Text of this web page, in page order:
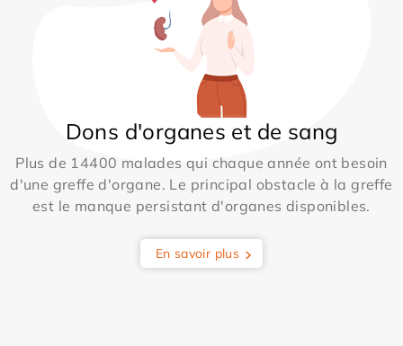
Dons d'organes et de sang
Plus de 14400 malades qui chaque année ont besoin
d'une greffe d'organe. Le principal obstacle à la greffe
est le manque persistant d'organes disponibles.
En savoir plus